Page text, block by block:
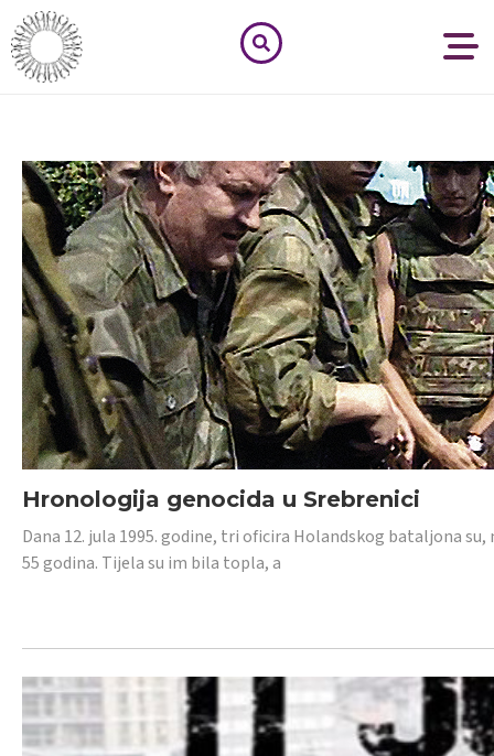
Hronologija genocida u Srebrenici
Dana 12. jula 1995. godine, tri oficira Holandskog bataljona
55 godina. Tijela su im bila topla, a